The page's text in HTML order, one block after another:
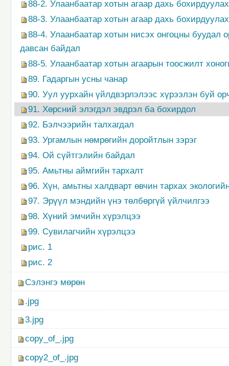
88-2. Улаанбаатар хотын агаар дахь
88-3. Улаанбаатар хотын агаар дахь
88-4. Улаанбаатар хотын нисэх онгоцны буудал
давсан байдал
88-5. Улаанбаатар хотын агаарын тоосжилт
89. Гадаргын усны чанар
90. Уул уурхайн үйлдвэрлэлээс хүрээлэн буй
91. Хөрсний элэгдэл эвдрэл ба бохирдол
92. Бэлчээрийн талхагдал
93. Ургамлын нөмрөгийн доройтлын зэрэг
94. Ой сүйтгэлийн байдал
95. Амьтны аймгийн тархалт
96. Хүн, амьтны халдварт өвчин тархах
97. Эрүүл мэндийн үнэ төлбөргүй үйлчилгээ
98. Хүний эмчийн хүрэлцээ
99. Сувилагчийн хүрэлцээ
рис. 1
рис. 2
Сэлэнгэ мөрөн
.jpg
3.jpg
copy_of_.jpg
copy2_of_.jpg